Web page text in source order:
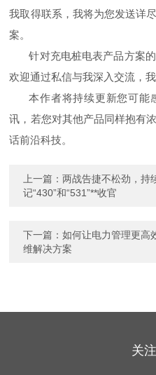
我取得联系，我将为您发送详
案。
针对充电桩电表产品方案
欢迎通过私信与我深入交流，
本作者将持续更新您可能
讯，若您对其他产品同样抱有
话前沿科技。
上一篇：两战告捷不松劲，持
记“430”和“531”**收官
下一篇：如何让电力管理更
维解决方案
关